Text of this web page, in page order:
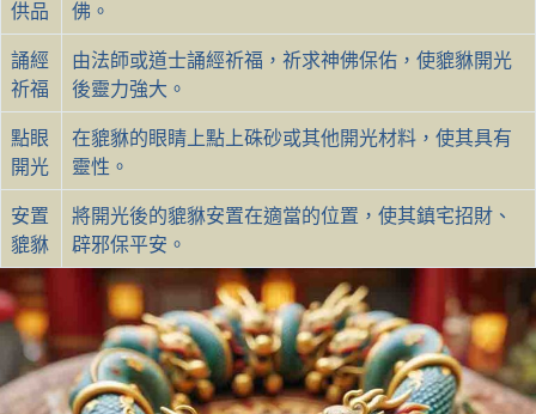
供品
佛。
誦經
祈福
由法師或道士誦經祈福，祈求神佛保佑，使貔貅開光
後靈力強大。
點眼
開光
在貔貅的眼睛上點上硃砂或其他開光材料，使其具有
靈性。
安置
貔貅
將開光後的貔貅安置在適當的位置，使其鎮宅招財、
辟邪保平安。